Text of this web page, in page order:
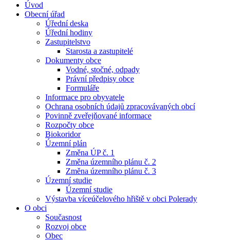
Úvod
Obecní úřad
Úřední deska
Úřední hodiny
Zastupitelstvo
Starosta a zastupitelé
Dokumenty obce
Vodné, stočné, odpady
Právní předpisy obce
Formuláře
Informace pro obyvatele
Ochrana osobních údajů zpracovávaných obcí
Povinně zveřejňované informace
Rozpočty obce
Biokoridor
Územní plán
Změna ÚP č. 1
Změna územního plánu č. 2
Změna územního plánu č. 3
Územní studie
Územní studie
Výstavba víceúčelového hřiště v obci Polerady
O obci
Současnost
Rozvoj obce
Obec